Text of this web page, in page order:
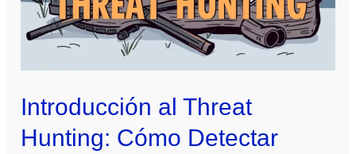
Introducción al Threat
Hunting: Cómo Detectar